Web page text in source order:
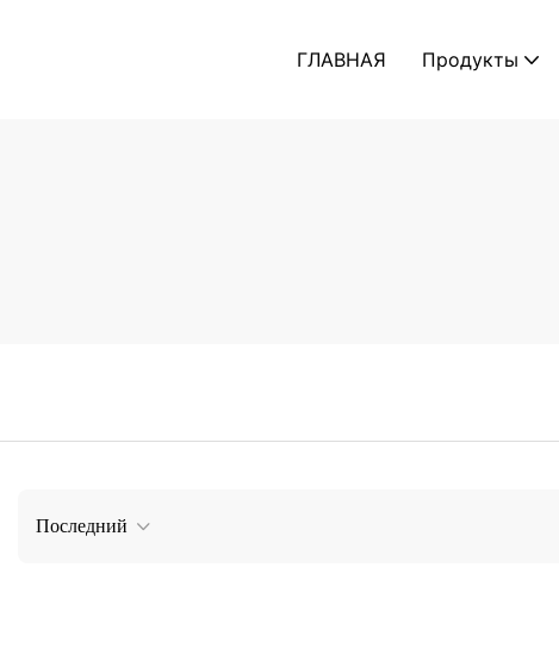
ГЛАВНАЯ Продукты
Последний